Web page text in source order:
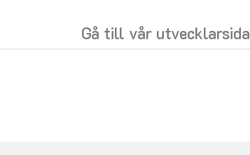
Gå till vår utvecklarsida